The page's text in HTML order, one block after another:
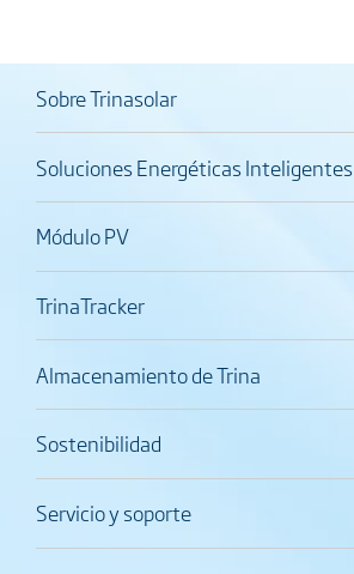
Sobre Trinasolar
Soluciones Energéticas Inteligentes
Módulo PV
TrinaTracker
Almacenamiento de Trina
Sostenibilidad
Servicio y soporte